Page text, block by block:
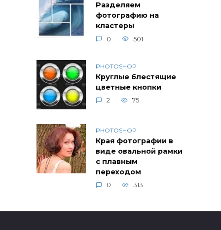
Разделяем
фотографию на
кластеры
0 501
PHOTOSHOP
Круглые блестящие
цветные кнопки
2 75
PHOTOSHOP
Края фотографии в
виде овальной рамки
с плавным
переходом
0 313